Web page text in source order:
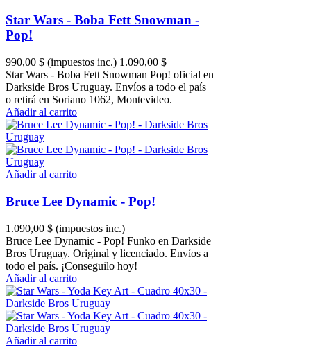
Star Wars - Boba Fett Snowman -
Pop!
990,00 $ (impuestos inc.) 1.090,00 $
Star Wars - Boba Fett Snowman Pop! oficial en
Darkside Bros Uruguay. Envíos a todo el país
o retirá en Soriano 1062, Montevideo.
Añadir al carrito
Añadir al carrito
Bruce Lee Dynamic - Pop!
1.090,00 $ (impuestos inc.)
Bruce Lee Dynamic - Pop! Funko en Darkside
Bros Uruguay. Original y licenciado. Envíos a
todo el país. ¡Conseguilo hoy!
Añadir al carrito
Añadir al carrito